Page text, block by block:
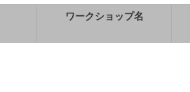
ワークショップ名